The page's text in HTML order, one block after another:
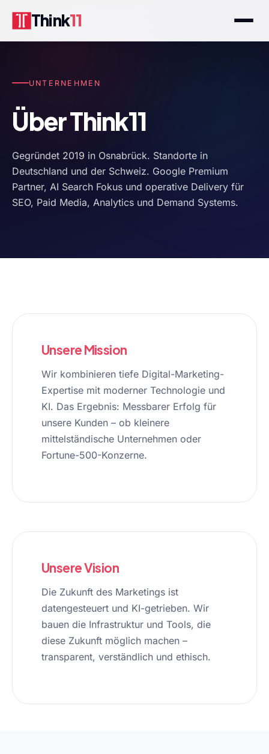
Think11
UNTERNEHMEN
Über Think11
Gegründet 2019 in Osnabrück. Standorte in
Deutschland und der Schweiz. Google Premium
Partner, AI Search Fokus und operative Delivery für
SEO, Paid Media, Analytics und Demand Systems.
Unsere Mission
Wir kombinieren tiefe Digital-Marketing-
Expertise mit moderner Technologie und
KI. Das Ergebnis: Messbarer Erfolg für
unsere Kunden – ob kleinere
mittelständische Unternehmen oder
Fortune-500-Konzerne.
Unsere Vision
Die Zukunft des Marketings ist
datengesteuert und KI-getrieben. Wir
bauen die Infrastruktur und Tools, die
diese Zukunft möglich machen –
transparent, verständlich und ethisch.